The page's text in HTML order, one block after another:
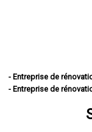
- Entreprise de
- Entreprise de
- Entreprise de